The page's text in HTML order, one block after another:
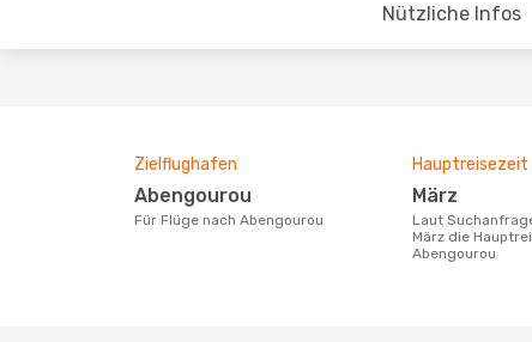
Nützliche Infos
Zielflughafen
Abengourou
Für Flüge nach Abengourou
Hauptreisezeit
März
Laut Suchanfragen unserer Kunden ist
März die
Abengourou